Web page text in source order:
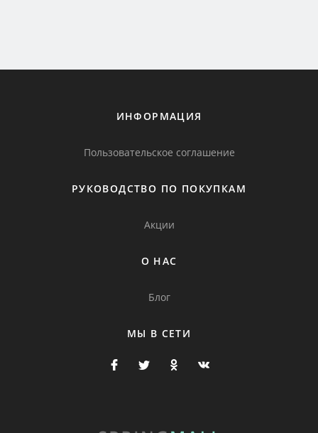
ИНФОРМАЦИЯ
Пользовательское соглашение
РУКОВОДСТВО ПО ПОКУПКАМ
Акции
О НАС
Блог
МЫ В СЕТИ